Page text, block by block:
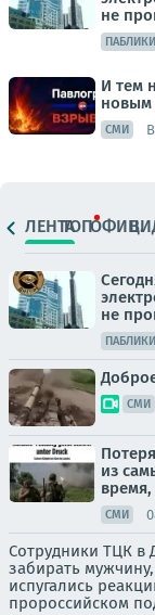
не
ПАБЛИКИ
И тем
новым
СМИ
ЛЕНТАТОПОФИЦ.
не
ПАБЛИКИ
СМИ
из
СМИ
Сотрудники ТЦК в
забирать
испугались
пророссийском